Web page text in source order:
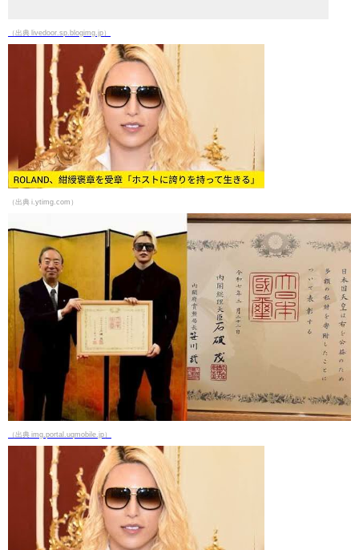
（出典 livedoor.sp.blogimg.jp）
（出典 i.ytimg.com）
（出典 img.portal.uqmobile.jp）